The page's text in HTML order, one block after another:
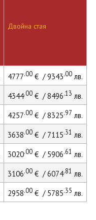
Двойна стая
4777.00€ / 9343.00лв.
4344.00€ / 8496.13 лв.
4257.00€ / 8325.97 лв.
3638.00€ / 7115.31 лв.
3020.00€ / 5906.61 лв.
3106.00€ / 6074.81 лв.
2958.00€ / 5785.35 лв.